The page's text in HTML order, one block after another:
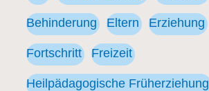
Behinderung Eltern Erziehung
Fortschritt Freizeit
Heilpädagogische Früherziehung